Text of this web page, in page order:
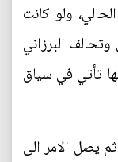
ولو كانت
البرزاني
تأتي في سياق
يصل الامر الى